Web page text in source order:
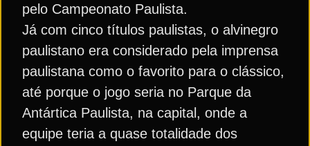
pelo Campeonato Paulista.
Já com cinco títulos paulistas, o alvinegro
paulistano era considerado pela imprensa
paulistana como o favorito para o clássico,
até porque o jogo seria no Parque da
Antártica Paulista, na capital, onde a
equipe teria a quase totalidade dos